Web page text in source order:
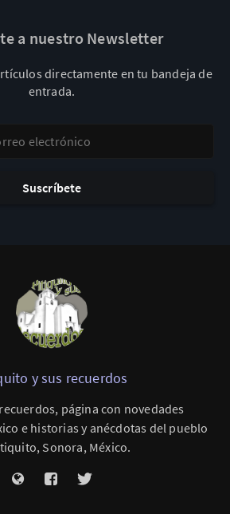
a nuestro Newsletter
directamente en tu bandeja de
entrada.
Suscríbete
y sus recuerdos
página con novedades
e historias y anécdotas del pueblo
Sonora, México.